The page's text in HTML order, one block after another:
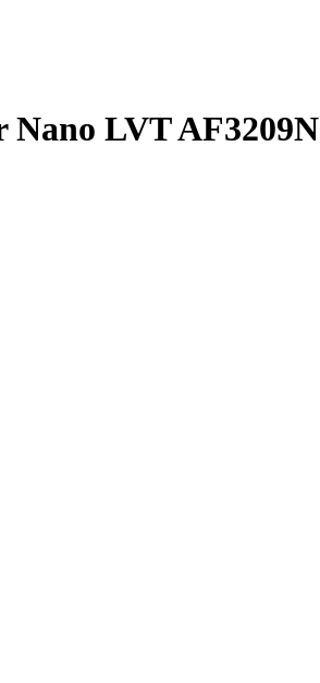
LVT AF3209N